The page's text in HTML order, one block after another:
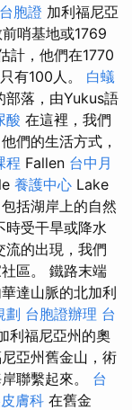
胞證 加利福尼亞
哨基地或1769
計，他們在1770
有100人。 白蟻
部落，由Yukus語
酸 在這裡，我們
們的生活方式，
程 Fallen 台中月
養護中心 Lake
括湖岸上的自然
時受干旱或降水
流的出現，我們
區。 鐵路末端
達山脈的北加利
劃 台胞證辦理 台
利福尼亞州的奧
亞州舊金山，術
聯繫起來。 台
膚科 在舊金